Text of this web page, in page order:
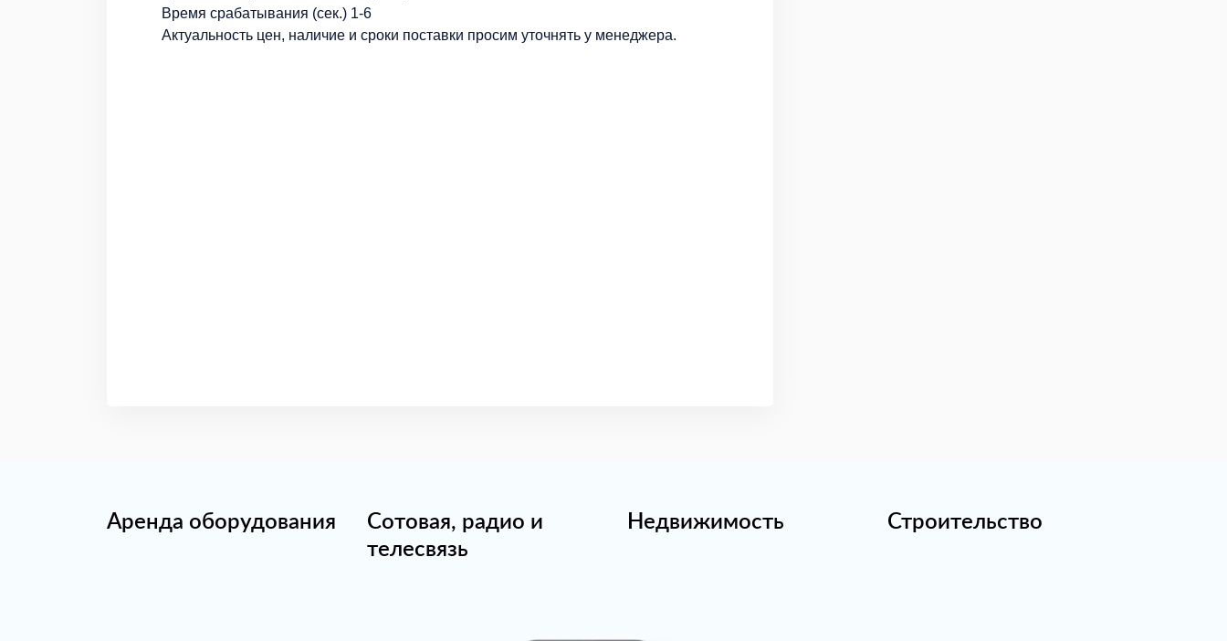
Время срабатывания (сек.) 1-6
Актуальность цен, наличие и сроки поставки просим уточнять у менеджера.
Аренда оборудования
Сотовая, радио и
телесвязь
Недвижимость Строительство